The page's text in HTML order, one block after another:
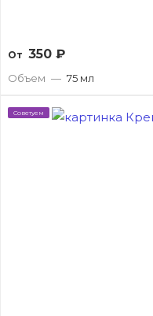
От 350 ₽
Объем — 75 мл
Советуем